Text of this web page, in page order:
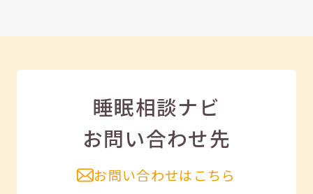
睡眠相談ナビ
お問い合わせ先
お問い合わせはこちら